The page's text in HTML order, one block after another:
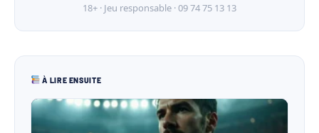
18+ · Jeu responsable · 09 74 75 13 13
À LIRE ENSUITE